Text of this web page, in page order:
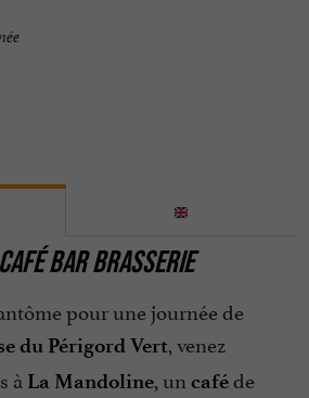
BAR BRASSERIE
pour une journée de
du Périgord Vert, venez
à La Mandoline, un caféde